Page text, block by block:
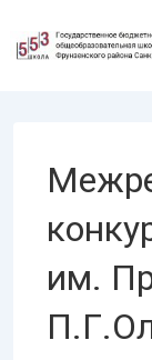
Перейти
им.